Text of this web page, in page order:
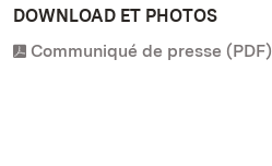
DOWNLOAD ET PHOTOS
Communiqué de presse (PDF)